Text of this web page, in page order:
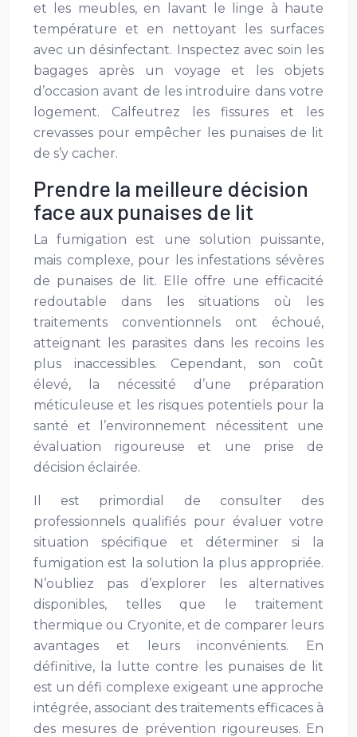
et les meubles, en lavant le linge à haute
température et en nettoyant les surfaces
avec un désinfectant. Inspectez avec soin les
bagages après un voyage et les objets
d’occasion avant de les introduire dans votre
logement. Calfeutrez les fissures et les
crevasses pour empêcher les punaises de lit
de s’y cacher.
Prendre la meilleure décision
face aux punaises de lit
La fumigation est une solution puissante,
mais complexe, pour les infestations sévères
de punaises de lit. Elle offre une efficacité
redoutable dans les situations où les
traitements conventionnels ont échoué,
atteignant les parasites dans les recoins les
plus inaccessibles. Cependant, son coût
élevé, la nécessité d’une préparation
méticuleuse et les risques potentiels pour la
santé et l’environnement nécessitent une
évaluation rigoureuse et une prise de
décision éclairée.
Il est primordial de consulter des
professionnels qualifiés pour évaluer votre
situation spécifique et déterminer si la
fumigation est la solution la plus appropriée.
N’oubliez pas d’explorer les alternatives
disponibles, telles que le traitement
thermique ou Cryonite, et de comparer leurs
avantages et leurs inconvénients. En
définitive, la lutte contre les punaises de lit
est un défi complexe exigeant une approche
intégrée, associant des traitements efficaces à
des mesures de prévention rigoureuses. En